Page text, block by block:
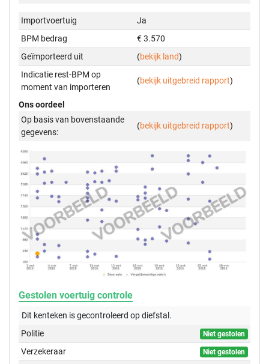
Importvoertuig
Ja
BPM bedrag
€ 3.570
Geïmporteerd uit
(bekijk land)
Indicatie rest-BPM op
moment van importeren
(bekijk uitgebreid rapport)
Ons oordeel
Op basis van bovenstaande
gegevens:
(bekijk uitgebreid rapport)
Gestolen voertuig controle
Dit kenteken is gecontroleerd opdiefstal.
Politie
Niet gestolen
Verzekeraar Niet gestolen